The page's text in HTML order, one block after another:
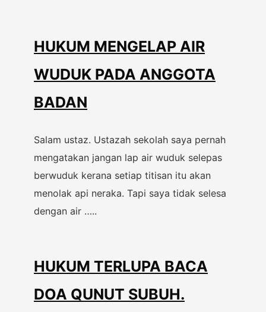
HUKUM MENGELAP AIR
WUDUK PADA ANGGOTA
BADAN
Salam ustaz. Ustazah sekolah saya pernah
mengatakan jangan lap air wuduk selepas
berwuduk kerana setiap titisan itu akan
menolak api neraka. Tapi saya tidak selesa
dengan air …..
HUKUM TERLUPA BACA
DOA QUNUT SUBUH.